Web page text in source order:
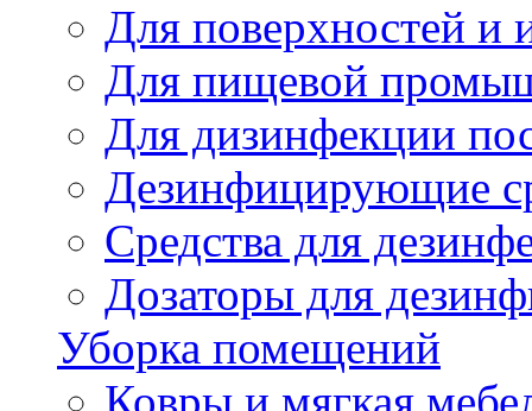
Для поверхностей и
Для пищевой
Для дизинфекции
Дезинфицирующие
Cредства для
Дозаторы для
Уборка помещений